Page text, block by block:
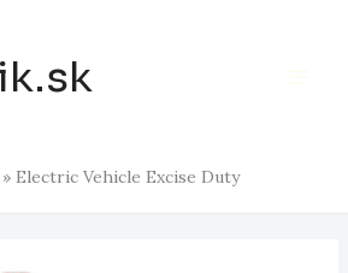
Electric Vehicle Excise Duty